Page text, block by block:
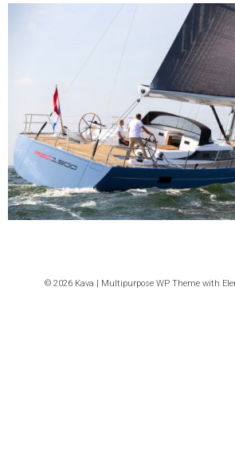
© 2026 Kava | Multipurpose WP Theme with